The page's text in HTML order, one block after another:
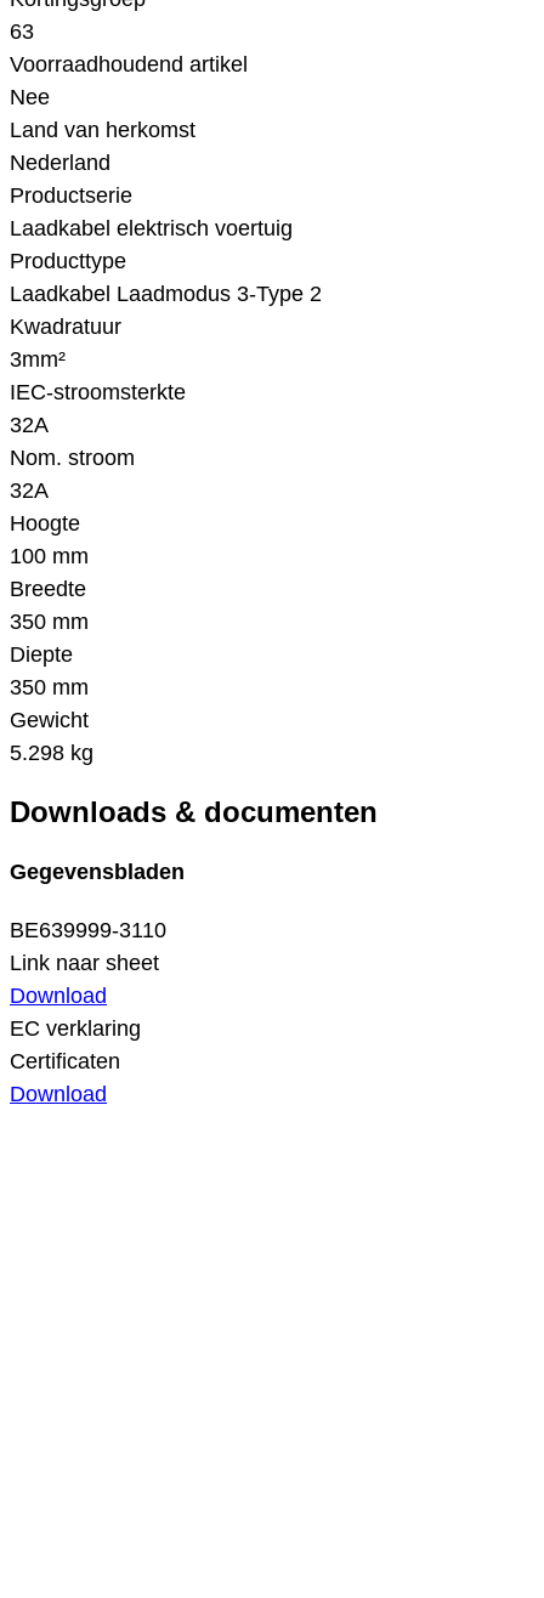
63
Voorraadhoudend artikel
Nee
Land van herkomst
Nederland
Productserie
Laadkabel elektrisch voertuig
Producttype
Laadkabel Laadmodus 3-Type 2
Kwadratuur
3mm²
IEC-stroomsterkte
32A
Nom. stroom
32A
Hoogte
100 mm
Breedte
350 mm
Diepte
350 mm
Gewicht
5.298 kg
Downloads & documenten
Gegevensbladen
BE639999-3110
Link naar sheet
Download
EC verklaring
Certificaten
Download